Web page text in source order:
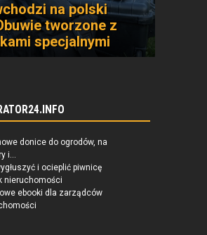
na polski
tworzone z
specjalnymi
donice do ogrodów, na
i...
i ocieplić piwnicę
nieruchomości
ebooki dla zarządców